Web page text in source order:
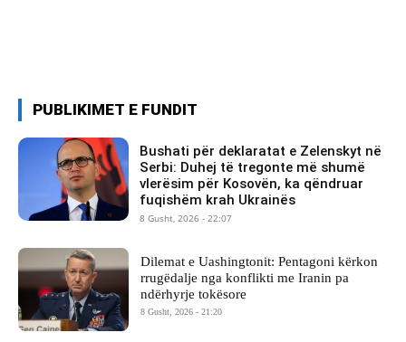
PUBLIKIMET E FUNDIT
Bushati për deklaratat e Zelenskyt në
Serbi: Duhej të tregonte më shumë
vlerësim për Kosovën, ka qëndruar
fuqishëm krah Ukrainës
8 Gusht, 2026 - 22:07
Dilemat e Uashingtonit: Pentagoni kërkon
rrugëdalje nga konflikti me Iranin pa
ndërhyrje tokësore
8 Gusht, 2026 - 21:20